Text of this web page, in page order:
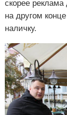
скорее реклама
на другом
наличку.